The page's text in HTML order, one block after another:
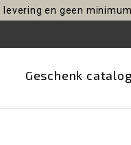
levering en geen
Geschenk